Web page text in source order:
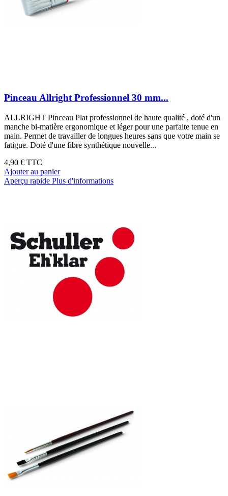
Pinceau Allright Professionnel 30 mm...
ALLRIGHT Pinceau Plat professionnel de haute qualité , doté d'un
manche bi-matière ergonomique et léger pour une parfaite tenue en
main. Permet de travailler de longues heures sans que votre main se
fatigue. Doté d'une fibre synthétique nouvelle...
4,90 € TTC
Ajouter au panier
Aperçu rapide Plus d'informations